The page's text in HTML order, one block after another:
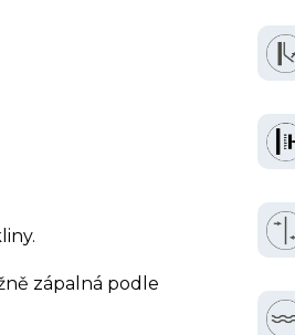
zápalná podle